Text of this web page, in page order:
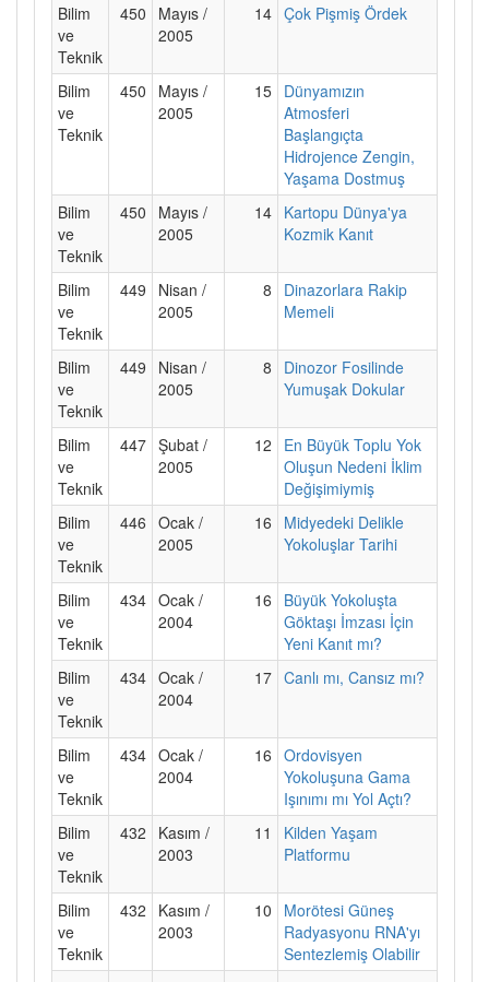
Bilim
ve
Teknik
450
Mayıs /
2005
14 Çok Pişmiş Ördek
Bilim
ve
Teknik
450
Mayıs /
2005
15 Dünyamızın
Atmosferi
Başlangıçta
Hidrojence Zengin,
Yaşama Dostmuş
Bilim
ve
Teknik
450
Mayıs /
2005
14 Kartopu Dünya'ya
Kozmik Kanıt
Bilim
ve
Teknik
449
Nisan /
2005
8
Dinazorlara Rakip
Memeli
Bilim
ve
Teknik
449
Nisan /
2005
8
Dinozor Fosilinde
Yumuşak Dokular
Bilim
ve
Teknik
447 Şubat /
2005
12
En Büyük Toplu Yok
Oluşun Nedeni İklim
Değişimiymiş
Bilim
ve
Teknik
446 Ocak /
2005
16
Midyedeki Delikle
Yokoluşlar Tarihi
Bilim
ve
Teknik
434 Ocak /
2004
16
Büyük Yokoluşta
Göktaşı İmzası İçin
Yeni Kanıt mı?
Bilim
ve
Teknik
434 Ocak /
2004
17 Canlı mı, Cansız mı?
Bilim
ve
Teknik
434 Ocak /
2004
16 Ordovisyen
Yokoluşuna Gama
Işınımı mı Yol Açtı?
Bilim
ve
Teknik
432
Kasım /
2003
11
Kilden Yaşam
Platformu
Bilim
ve
Teknik
432
Kasım /
2003
10
Morötesi Güneş
Radyasyonu RNA'yı
Sentezlemiş Olabilir